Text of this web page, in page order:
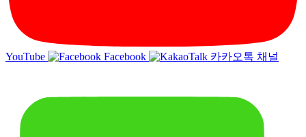
YouTube Facebook 카카오톡 채널